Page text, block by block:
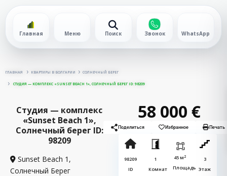
Главная Меню Поиск Звонок WhatsApp
ГЛАВНАЯ КВАРТИРЫ В БОЛГАРИИ СОЛНЕЧНЫЙ БЕРЕГ
СТУДИЯ — КОМПЛЕКС «SUNSET BEACH 1», СОЛНЕЧНЫЙ БЕРЕГ ID: 98209
Студия — комплекс
«Sunset Beach 1»,
Солнечный берег ID:
98209
Sunset Beach 1,
Солнечный Берег
58 000 €
Поделиться Избранное Печать
98209
ID
1
Комнат
45 м2
Площадь
3
Этаж